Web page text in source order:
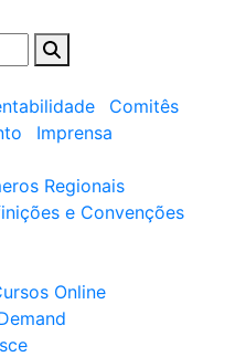
Comitês
Imprensa
Regionais
e Convenções
Online